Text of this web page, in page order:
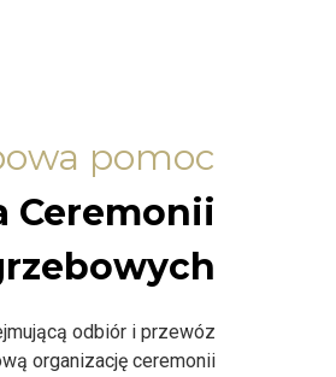
pomoc
Ceremonii
odbiór i przewóz
organizację ceremonii